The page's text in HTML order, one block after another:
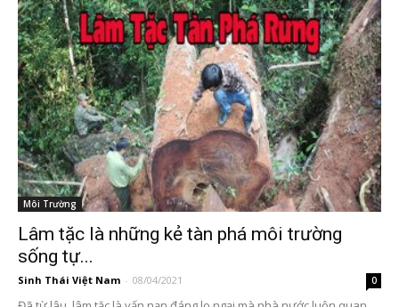
Môi Trường
Lâm tặc là những kẻ tàn phá môi trường
sống tự...
Sinh Thái Việt Nam - 08/04/2021 0